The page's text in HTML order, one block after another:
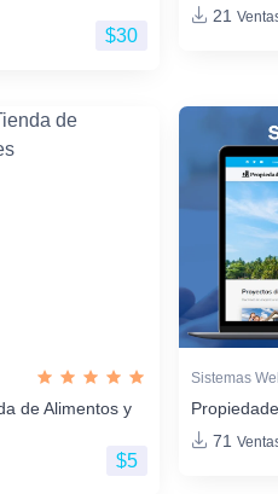
$30
21
de Alimentos y
$5
Sistemas
71